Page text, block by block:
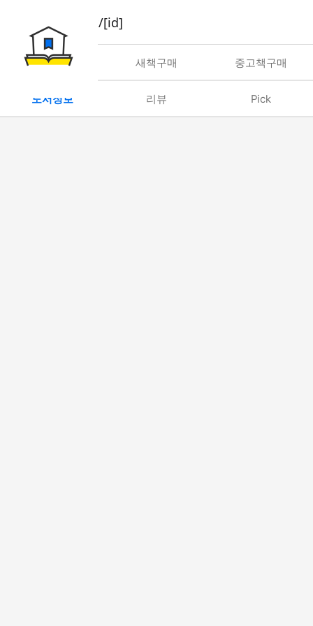
book/rent/[id]
대여 새책구매 중고책구매
도서정보 리뷰 Pick